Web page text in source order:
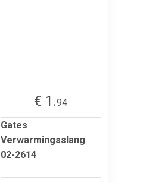
€ 1.94
Gates
Verwarmingsslang
02-2614